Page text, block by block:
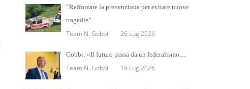
“Rafforzare la prevenzione per evitare nuove
tragedie”
Team N. Gobbi 26 Lug 2026
Gobbi: «Il futuro passa da un federalismo…
Team N. Gobbi 19 Lug 2026